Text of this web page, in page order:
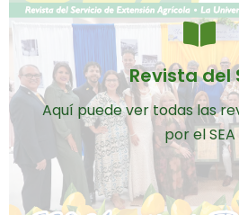
Revista del
Aquí puede ver todas las
por el SEA